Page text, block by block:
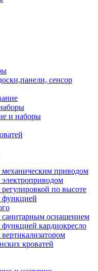
сенсор
и наборы
приводом
по высоте
функцией
оснащением
кардиокресло
кроватей